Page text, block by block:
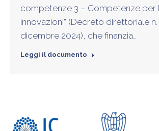
competenze 3 – Competenze per
innovazioni” (Decreto direttoriale
dicembre 2024), che finanzia…
Leggi il documento